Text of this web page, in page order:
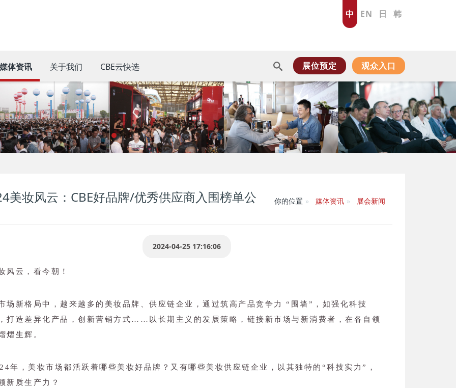
中 EN 日 韩
媒体资讯 关于我们 CBE云快选 展位预定 观众入口
你的位置 媒体资讯 展会新闻
美妆风云：CBE好品牌/优秀供应商入围榜单公
2024-04-25 17:16:06
风云，看今朝！
场新格局中，越来越多的美妆品牌、供应链企业，通过筑高产品竞争力 “围墙”，如强化科技
打造差异化产品，创新营销方式……以长期主义的发展策略，链接新市场与新消费者，在各自领
熠生辉。
年，美妆市场都活跃着哪些美妆好品牌？又有哪些美妆供应链企业，以其独特的“科技实力”，
新质生产力？